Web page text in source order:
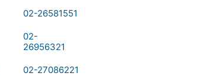
02-26581551
02-
26956321
02-27086221